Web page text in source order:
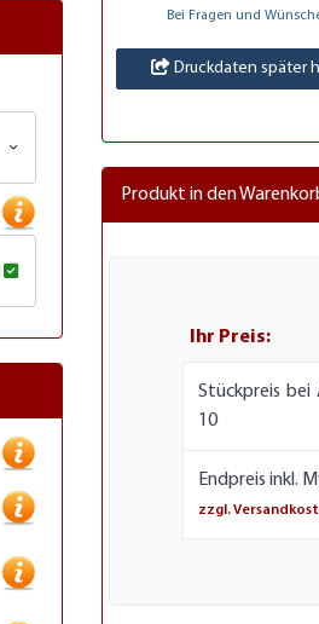
Bei Fragen und
Druckdaten später
Produkt in den
Ihr Preis:
Stückpreis bei
10
Endpreis inkl.
zzgl.